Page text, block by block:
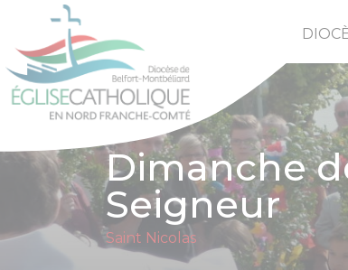
Dimanche
Seigneur
Saint Nicolas